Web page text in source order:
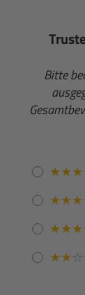
Bitte
★★★
★★★
★★★
★★☆